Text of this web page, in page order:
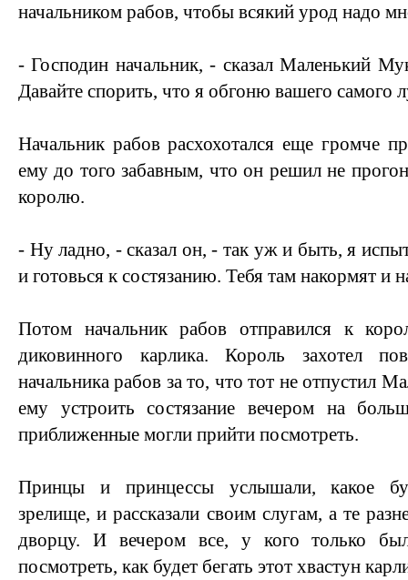
начальником рабов, чтобы всякий урод надо
- Господин начальник, - сказал Маленький
Давайте спорить, что я обгоню вашего самого
Начальник рабов расхохотался еще громче
ему до того забавным, что он решил не
королю.
- Ну ладно, - сказал он, - так уж и быть, я
и готовься к состязанию. Тебя там накормят и
Потом начальник рабов отправился к
диковинного карлика. Король захотел
начальника рабов за то, что тот не отпустил
ему устроить состязание вечером на
приближенные могли прийти посмотреть.
Принцы и принцессы услышали, какое
зрелище, и рассказали своим слугам, а те
дворцу. И вечером все, у кого только
посмотреть, как будет бегать этот хвастун